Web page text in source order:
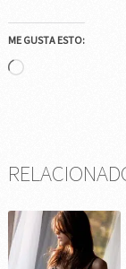
ME GUSTA ESTO:
Cargando...